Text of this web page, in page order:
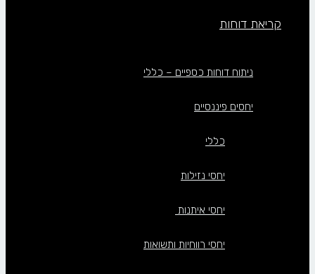
קריאת דוחות
ניתוח דוחות כספיים – כללי
יחסים פיננסיים
כללי
יחסי נזילות
יחסי איתנות
יחסי רווחיות ותשואות